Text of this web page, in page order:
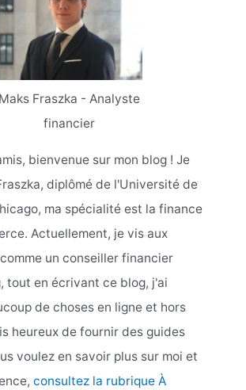
Maks Fraszka - Analyste
financier
bienvenue sur mon blog ! Je
diplômé de l'Université de
ma spécialité est la finance
Actuellement, je vis aux
un conseiller financier
tout en écrivant ce blog, j'ai
de choses en ligne et hors
heureux de fournir des guides
voulez en savoir plus sur moi et
consultez la rubrique À